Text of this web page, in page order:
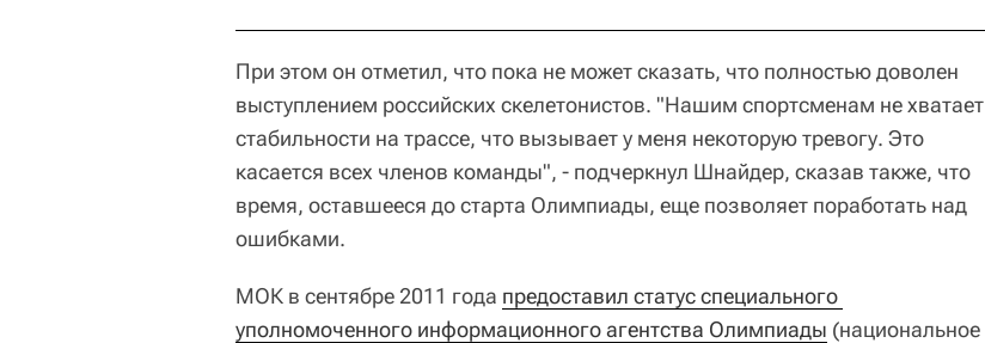
При этом он отметил, что пока не может сказать, что полностью доволен
выступлением российских скелетонистов. "Нашим спортсменам не хватает
стабильности на трассе, что вызывает у меня некоторую тревогу. Это
касается всех членов команды", - подчеркнул Шнайдер, сказав также, что
время, оставшееся до старта Олимпиады, еще позволяет поработать над
ошибками.
МОК в сентябре 2011 года предоставил статус специального
уполномоченного информационного агентства Олимпиады (национальное